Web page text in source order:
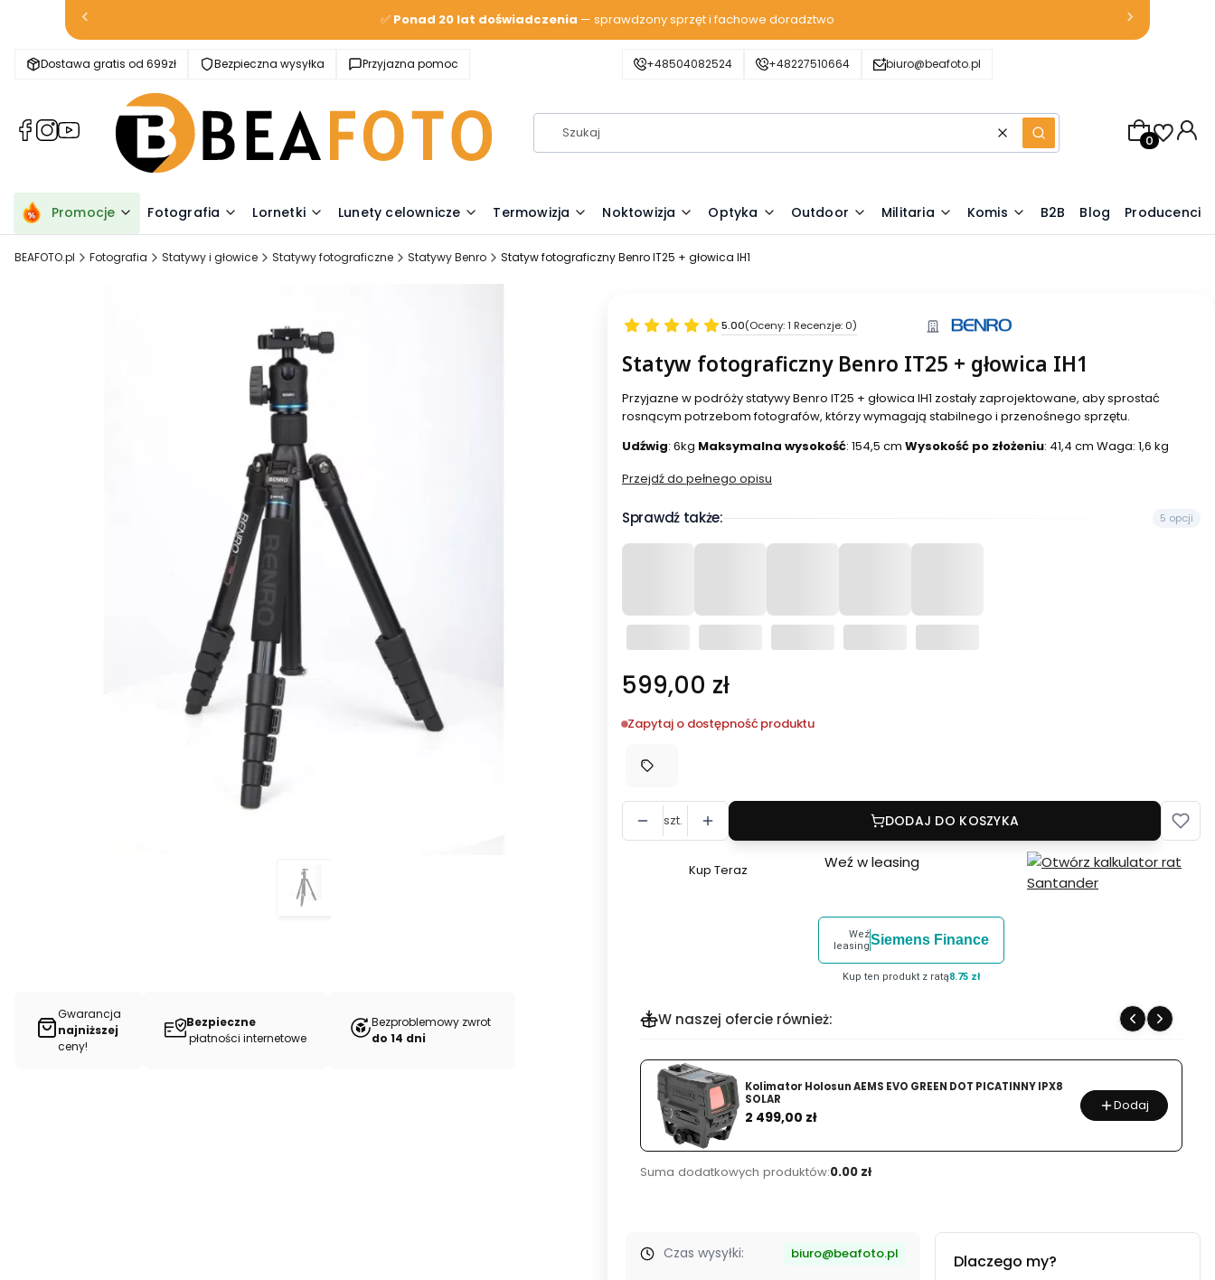
✅ Ponad 20 lat doświadczenia — sprawdzony sprzęt i fachowe doradztwo
Dostawa gratis od 699zł Bezpieczna wysyłka Przyjazna pomoc +48504082524 +48227510664 biuro@beafoto.pl
(Otwiera
karcie)
(Otwiera
karcie)
(Otwiera
karcie)
WyczyśćSzukaj
Produkty w
Promocje Fotografia Lornetki Lunety celownicze Termowizja Noktowizja Optyka Outdoor Militaria Komis B2B Blog Producenci
BEAFOTO.pl Fotografia Statywy i głowice Statywy fotograficzne Statywy Benro Statyw fotograficzny Benro IT25 + głowica IH1
Gwarancja
najniższej
ceny!
Bezpieczne
płatności internetowe
Bezproblemowy zwrot
do 14 dni
5.00(Oceny: 1 Recenzje: 0)
Statyw fotograficzny Benro IT25 + głowica IH1
Przyjazne w podróży statywy Benro IT25 + głowica IH1 zostały zaprojektowane, aby sprostać
rosnącym potrzebom fotografów, którzy wymagają stabilnego i przenośnego sprzętu.
Udźwig: 6kg Maksymalna wysokość: 154,5 cm Wysokość po złożeniu: 41,4 cm Waga: 1,6 kg
Przejdź do pełnego opisu
Sprawdź także: 5 opcji
Cena
599,00 zł
Zapytaj o dostępność produktu
szt. DODAJ DO KOSZYKA
Szybki
Benro
IT25
głowica
IH1
Kup Teraz Weź w leasing
Weź
leasingSiemens Finance
Kup ten produkt z ratą8.75 zł
W naszej ofercie również:
Kolimator Holosun AEMS EVO GREEN DOT PICATINNY IPX8
SOLAR
Cena
2 499,00 zł
Dodaj
Suma dodatkowych produktów:0.00 zł
Czas wysyłki: biuro@beafoto.pl Dlaczego my?